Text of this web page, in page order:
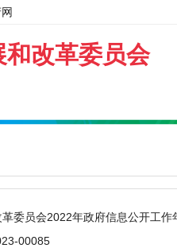
改革委员会
委员会2022年政府信息公开工作
00085